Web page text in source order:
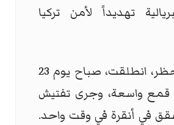
تهديداً لأمن تركيا
وحال إعلان الحظر، انطلقت، صباح يوم 23
قمع واسعة، وجرى تفتيش
في أنقرة في وقت واحد.